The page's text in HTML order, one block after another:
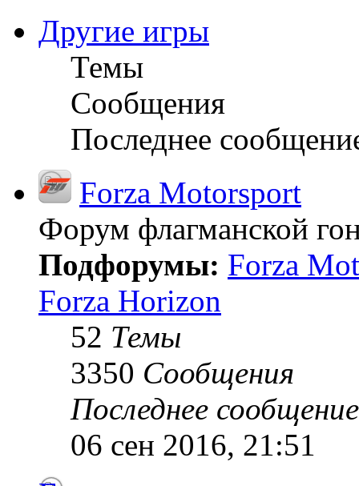
Другие игры
Темы
Сообщения
Последнее
Forza Motorsport
Форум флагманской
Подфорумы: Forza
Forza Horizon
52 Темы
3350 Сообщения
Последнее сообщение
06 сен 2016, 21:51